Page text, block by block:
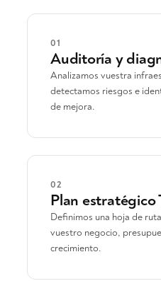
01
Auditoría y
Analizamos vuestra
detectamos riesgos e
de mejora.
02
Plan estratégico
Definimos una hoja de
vuestro negocio,
crecimiento.